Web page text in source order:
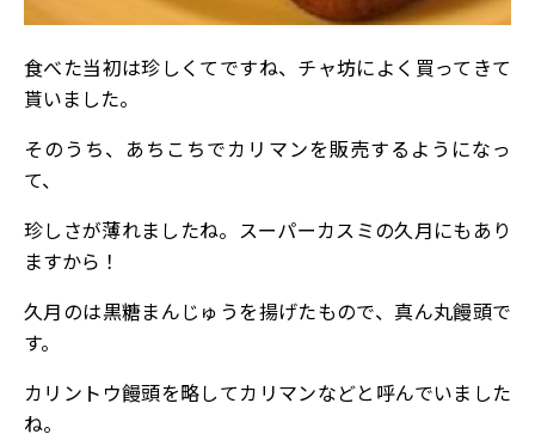
食べた当初は珍しくてですね、チャ坊によく買ってきて
貰いました。
そのうち、あちこちでカリマンを販売するようになっ
て、
珍しさが薄れましたね。スーパーカスミの久月にもあり
ますから！
久月のは黒糖まんじゅうを揚げたもので、真ん丸饅頭で
す。
カリントウ饅頭を略してカリマンなどと呼んでいました
ね。